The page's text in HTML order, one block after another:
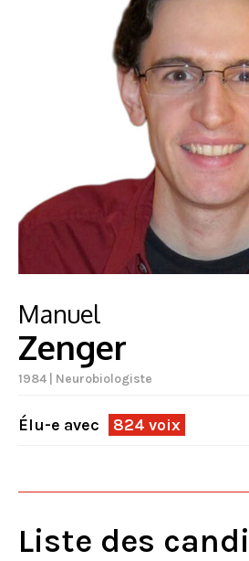
Manuel
Zenger
1984 | Neurobiologiste
Élu-e avec 824 voix
Liste des